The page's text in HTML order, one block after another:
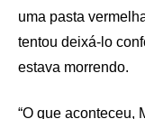
uma pasta
tentou deixá-lo
estava morrendo.
“O que aconteceu,